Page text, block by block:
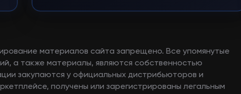
материалов сайта запрещено. Все упомянутые
а также материалы, являются собственностью
закупаются у официальных дистрибьюторов и
получены или зарегистрированы легальным